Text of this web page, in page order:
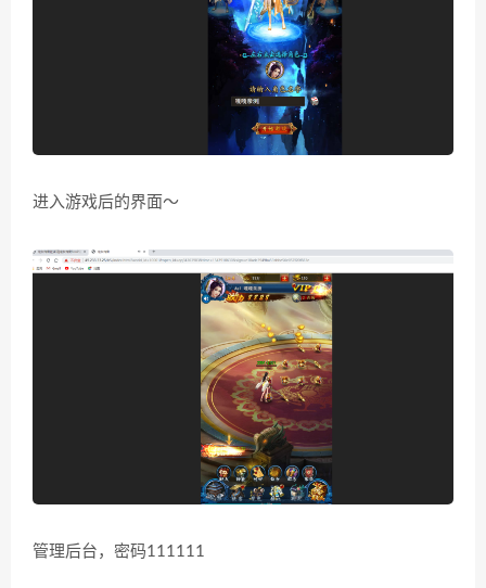
进入游戏后的界面～
管理后台，密码111111